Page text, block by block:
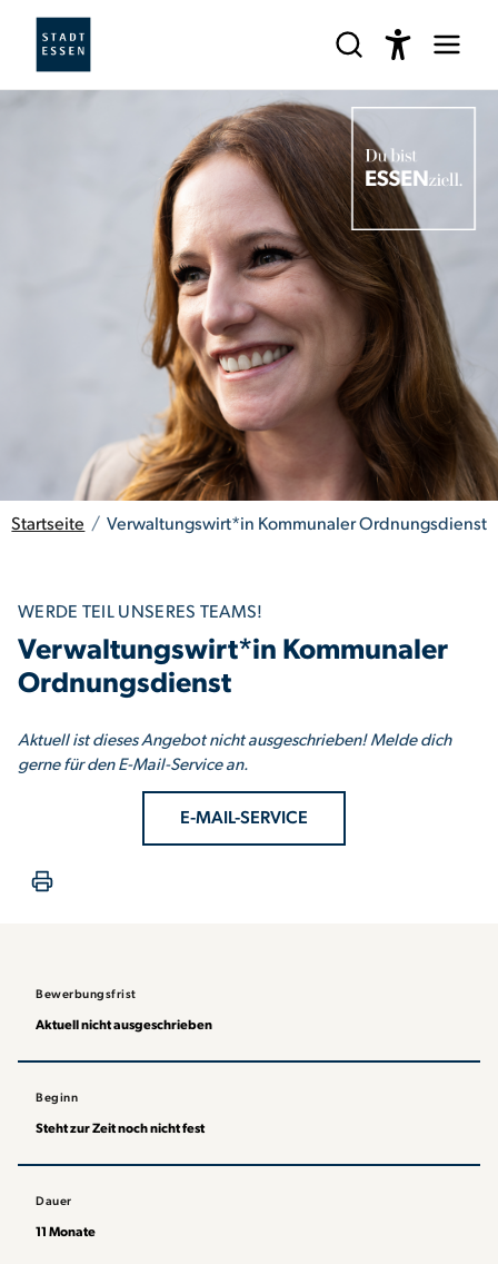
Startseite / Verwaltungswirt*in Kommunaler Ordnungsdienst
WERDE TEIL UNSERES TEAMS!
Verwaltungswirt*in Kommunaler
Ordnungsdienst
Aktuell ist dieses Angebot nicht ausgeschrieben! Melde dich
gerne für den E-Mail-Service an.
E-MAIL-SERVICE
Bewerbungsfrist
Aktuell nicht ausgeschrieben
Beginn
Steht zur Zeit noch nicht fest
Dauer
11 Monate